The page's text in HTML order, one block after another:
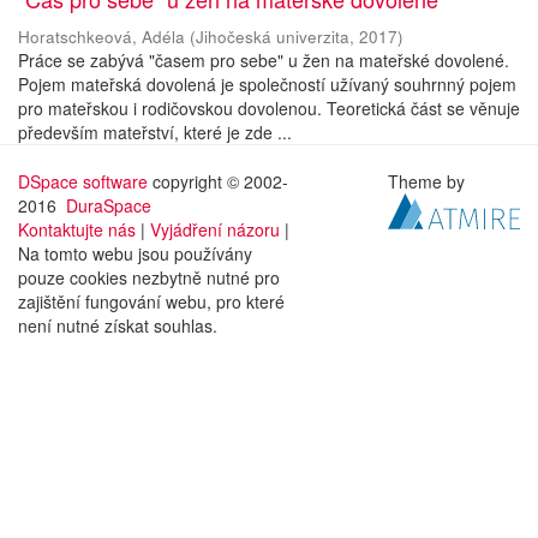
Horatschkeová, Adéla (Jihočeská univerzita, 2017)
Práce se zabývá "časem pro sebe" u žen na mateřské dovolené.
Pojem mateřská dovolená je společností užívaný souhrnný pojem
pro mateřskou i rodičovskou dovolenou. Teoretická část se věnuje
především mateřství, které je zde ...
DSpace software copyright © 2002-
2016 DuraSpace
Kontaktujte nás | Vyjádření názoru |
Na tomto webu jsou používány
pouze cookies nezbytně nutné pro
zajištění fungování webu, pro které
není nutné získat souhlas.
Theme by